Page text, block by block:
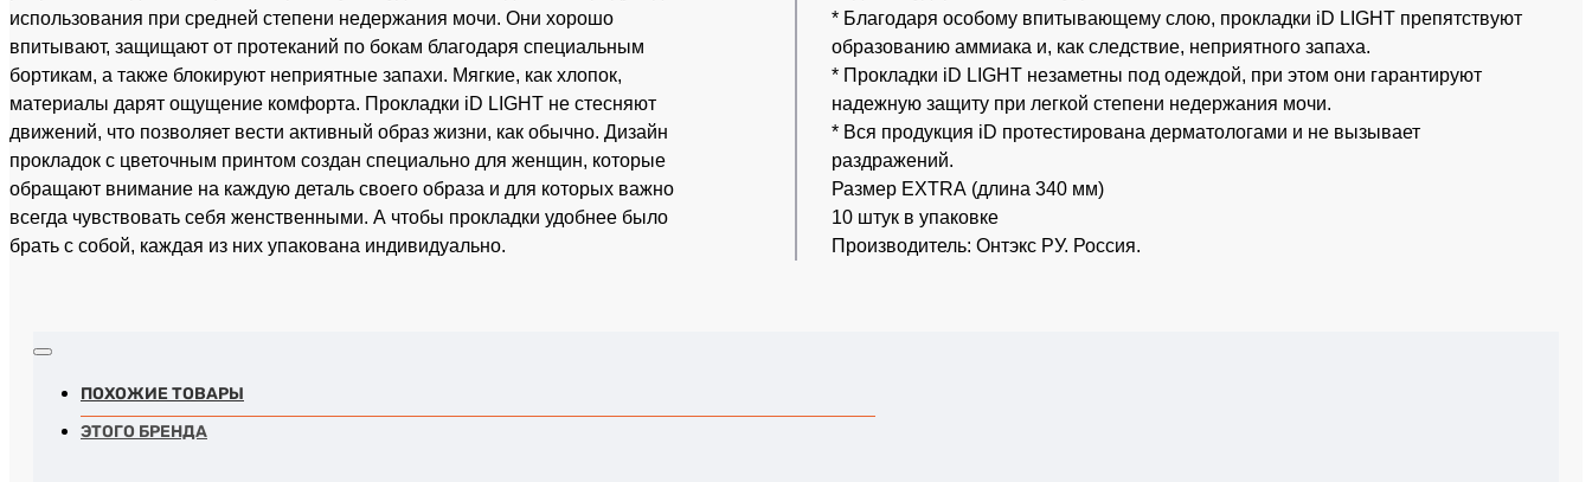
использования при средней степени недержания мочи. Они хорошо
впитывают, защищают от протеканий по бокам благодаря специальным
бортикам, а также блокируют неприятные запахи. Мягкие, как хлопок,
материалы дарят ощущение комфорта. Прокладки iD LIGHT не стесняют
движений, что позволяет вести активный образ жизни, как обычно. Дизайн
прокладок с цветочным принтом создан специально для женщин, которые
обращают внимание на каждую деталь своего образа и для которых важно
всегда чувствовать себя женственными. А чтобы прокладки удобнее было
брать с собой, каждая из них упакована индивидуально.
* Благодаря особому впитывающему слою, прокладки iD LIGHT препятствуют
образованию аммиака и, как следствие, неприятного запаха.
* Прокладки iD LIGHT незаметны под одеждой, при этом они гарантируют
надежную защиту при легкой степени недержания мочи.
* Вся продукция iD протестирована дерматологами и не вызывает
раздражений.
Размер EXTRA (длина 340 мм)
10 штук в упаковке
Производитель: Онтэкс РУ. Россия.
ПОХОЖИЕ ТОВАРЫ
ЭТОГО БРЕНДА